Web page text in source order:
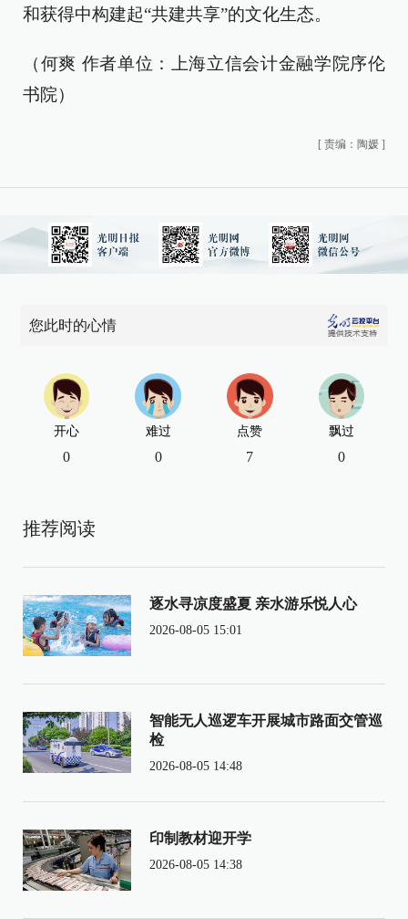
和获得中构建起“共建共享”的文化生态。
（何爽 作者单位：上海立信会计金融学院序伦
书院）
[ 责编：陶媛 ]
您此时的心情
开心
0
难过
0
点赞
7
飘过
0
推荐阅读
逐水寻凉度盛夏 亲水游乐悦人心
2026-08-05 15:01
智能无人巡逻车开展城市路面交管巡
检
2026-08-05 14:48
印制教材迎开学
2026-08-05 14:38